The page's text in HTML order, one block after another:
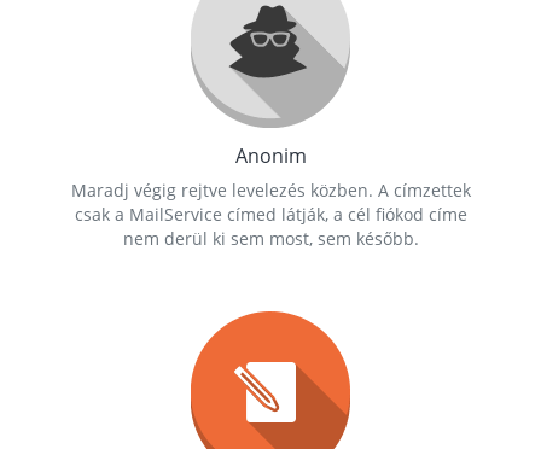
Anonim
Maradj végig rejtve levelezés közben. A címzettek
csak a MailService címed látják, a cél fiókod címe
nem derül ki sem most, sem később.